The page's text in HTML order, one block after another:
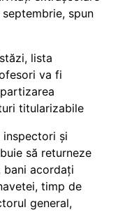
spun
lista
va fi
titularizabile
inspectori și
să returneze
bani acordați
timp de
general,